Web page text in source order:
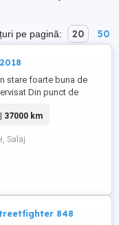
pe pagină: 20 50
stare foarte buna de
Din punct de
carena dreapta (am
toate funcționale
xxx km
| 37000 km
Salaj
848